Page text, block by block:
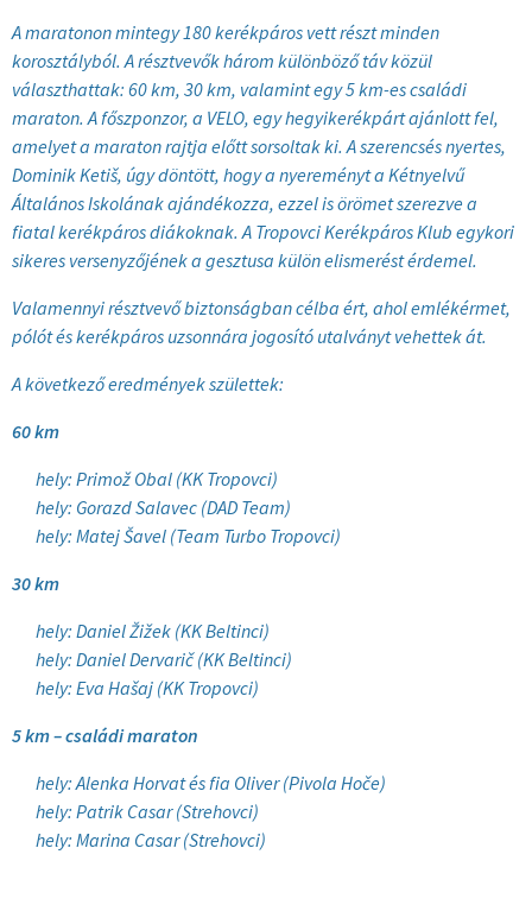
A maratonon mintegy 180 kerékpáros vett részt minden
korosztályból. A résztvevők három különböző táv közül
választhattak: 60 km, 30 km, valamint egy 5 km-es családi
maraton. A főszponzor, a VELO, egy hegyikerékpárt ajánlott fel,
amelyet a maraton rajtja előtt sorsoltak ki. A szerencsés nyertes,
Dominik Ketiš, úgy döntött, hogy a nyereményt a Kétnyelvű
Általános Iskolának ajándékozza, ezzel is örömet szerezve a
fiatal kerékpáros diákoknak. A Tropovci Kerékpáros Klub egykori
sikeres versenyzőjének a gesztusa külön elismerést érdemel.
Valamennyi résztvevő biztonságban célba ért, ahol emlékérmet,
pólót és kerékpáros uzsonnára jogosító utalványt vehettek át.
A következő eredmények születtek:
60 km
hely: Primož Obal (KK Tropovci)
hely: Gorazd Salavec (DAD Team)
hely: Matej Šavel (Team Turbo Tropovci)
30 km
hely: Daniel Žižek (KK Beltinci)
hely: Daniel Dervarič (KK Beltinci)
hely: Eva Hašaj (KK Tropovci)
5 km – családi maraton
hely: Alenka Horvat és fia Oliver (Pivola Hoče)
hely: Patrik Casar (Strehovci)
hely: Marina Casar (Strehovci)